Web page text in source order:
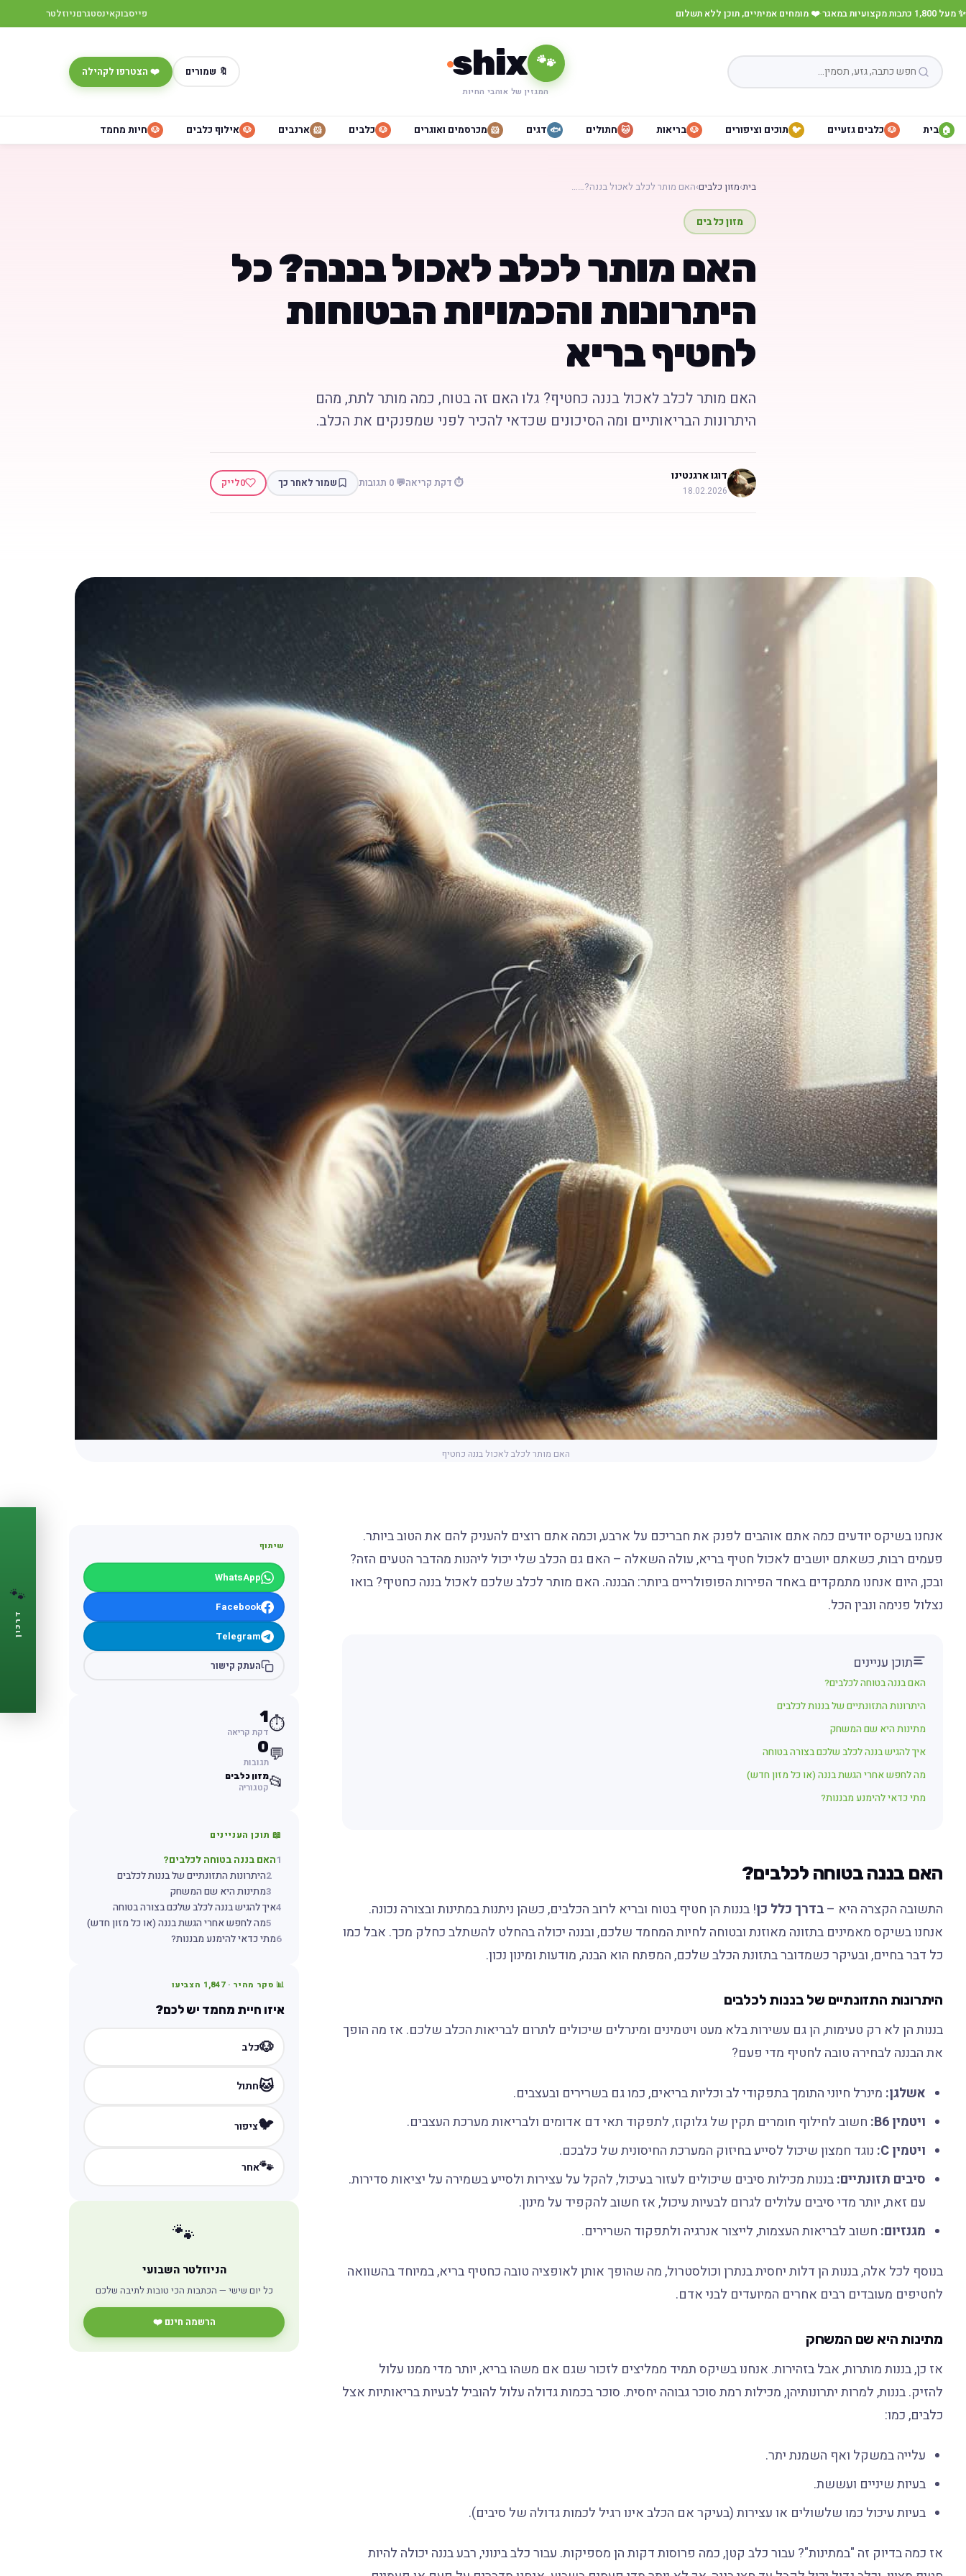
✨ מעל 1,800 כתבות מקצועיות במאגר ·❤️ מומחים אמיתיים, תוכן ללא תשלום פייסבוקאינסטגרםניוזלטר
🐾
shix
המגזין של אוהבי החיות
🔖 שמורים ❤️ הצטרפו לקהילה
🏠 בית 🐶 כלבים גזעיים 🐦 תוכים וציפורים 🐶 בריאות 🐱 חתולים 🐟 דגים 🐹 מכרסמים ואוגרים 🐶 כלבים 🐹 ארנבים 🐶 אילוף כלבים 🐶 חיות מחמד
בית›מזון כלבים›האם מותר לכלב לאכול בננה?……
מזון כלבים
האם מותר לכלב לאכול בננה? כל
היתרונות והכמויות הבטוחות
לחטיף בריא
האם מותר לכלב לאכול בננה כחטיף? גלו האם זה בטוח, כמה מותר לתת, מהם
היתרונות הבריאותיים ומה הסיכונים שכדאי להכיר לפני שמפנקים את הכלב.
דוגו ארגנטינו
18.02.2026
⏱️ דקת קריאה💬 0 תגובות שמור לאחר כך 0לייק
האם מותר לכלב לאכול בננה כחטיף
אנחנו בשיקס יודעים כמה אתם אוהבים לפנק את חבריכם על ארבע, וכמה אתם רוצים להעניק להם את הטוב ביותר.
פעמים רבות, כשאתם יושבים לאכול חטיף בריא, עולה השאלה – האם גם הכלב שלי יכול ליהנות מהדבר הטעים הזה?
ובכן, היום אנחנו מתמקדים באחד הפירות הפופולריים ביותר: הבננה. האם מותר לכלב שלכם לאכול בננה כחטיף? בואו
נצלול פנימה ונבין הכל.
תוכן עניינים
האם בננה בטוחה לכלבים?
היתרונות התזונתיים של בננות לכלבים
מתינות היא שם המשחק
איך להגיש בננה לכלב שלכם בצורה בטוחה
מה לחפש אחרי הגשת בננה (או כל מזון חדש)
מתי כדאי להימנע מבננות?
האם בננה בטוחה לכלבים?
התשובה הקצרה היא –בדרך כלל כן! בננות הן חטיף בטוח ובריא לרוב הכלבים, כשהן ניתנות במתינות ובצורה נכונה.
אנחנו בשיקס מאמינים בתזונה מאוזנת ובטוחה לחיות המחמד שלכם, ובננה יכולה בהחלט להשתלב כחלק מכך. אבל כמו
כל דבר בחיים, ובעיקר כשמדובר בתזונת הכלב שלכם, המפתח הוא הבנה, מודעות ומינון נכון.
היתרונות התזונתיים של בננות לכלבים
בננות הן לא רק טעימות, הן גם עשירות בלא מעט ויטמינים ומינרלים שיכולים לתרום לבריאות הכלב שלכם. אז מה הופך
את הבננה לבחירה טובה לחטיף מדי פעם?
אשלגן: מינרל חיוני התומך בתפקודי לב וכליות בריאים, כמו גם בשרירים ובעצבים.
ויטמין B6:
חשוב לחילוף חומרים תקין של גלוקוז, לתפקוד תאי דם אדומים ולבריאות מערכת העצבים.
ויטמין C:
נוגד חמצון שיכול לסייע בחיזוק המערכת החיסונית של כלבכם.
סיבים תזונתיים:בננות מכילות סיבים שיכולים לעזור בעיכול, להקל על עצירות ולסייע בשמירה על יציאות סדירות.
עם זאת, יותר מדי סיבים עלולים לגרום לבעיות עיכול, אז חשוב להקפיד על מינון.
מגנזיום: חשוב לבריאות העצמות, לייצור אנרגיה ולתפקוד השרירים.
בנוסף לכל אלה, בננות הן דלות יחסית בנתרן וכולסטרול, מה שהופך אותן לאופציה טובה כחטיף בריא, במיוחד בהשוואה
לחטיפים מעובדים רבים אחרים המיועדים לבני אדם.
מתינות היא שם המשחק
אז כן, בננות מותרות, אבל בזהירות. אנחנו בשיקס תמיד ממליצים לזכור שגם אם משהו בריא, יותר מדי ממנו עלול
להזיק. בננות, למרות יתרונותיהן, מכילות רמת סוכר גבוהה יחסית. סוכר בכמות גדולה עלול להוביל לבעיות בריאותיות אצל
כלבים, כמו:
עלייה במשקל ואף השמנת יתר.
בעיות שיניים ועששת.
בעיות עיכול כמו שלשולים או עצירות (בעיקר אם הכלב אינו רגיל לכמות גדולה של סיבים).
אז כמה בדיוק זה "במתינות"? עבור כלב קטן, כמה פרוסות דקות הן מספיקות. עבור כלב בינוני, רבע בננה יכולה להיות
שיתוף
WhatsApp
Facebook
Telegram
העתק קישור
⏱️
1
דקת קריאה
💬
0
תגובות
📂מזון כלבים
קטגוריה
📖 תוכן העניינים
1האם בננה בטוחה לכלבים?
2היתרונות התזונתיים של בננות לכלבים
3מתינות היא שם המשחק
4איך להגיש בננה לכלב שלכם בצורה בטוחה
5מה לחפש אחרי הגשת בננה (או כל מזון חדש)
6מתי כדאי להימנע מבננות?
📊 סקר מהיר ·1,847 הצביעו
איזו חיית מחמד יש לכם?
🐶כלב
🐱חתול
🐦ציפור
🐾אחר
🐾
הניוזלטר השבועי
כל יום שישי — הכתבות הכי טובות לתיבה שלכם
הרשמה חינם ❤️
🐾
דרכון
🐾
לחיית המחמד שלך
🩺תזכורות ביקורת